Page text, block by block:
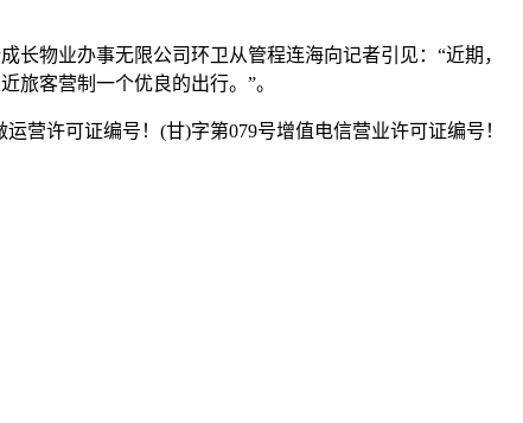
物业办事无限公司环卫从管程连海向记者引见：“近期，
旅客营制一个优良的出行。”。
营许可证编号！(甘)字第079号增值电信营业许可证编号！